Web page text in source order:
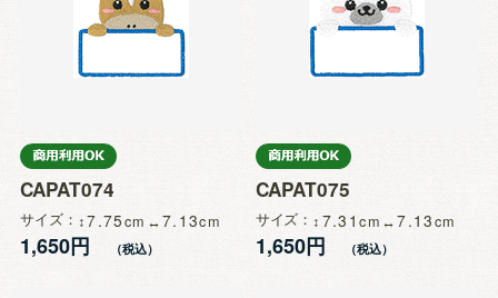
CAPAT074
サイズ 7.75 7.13
1,650円
CAPAT075
サイズ 7.31 7.13
1,650円